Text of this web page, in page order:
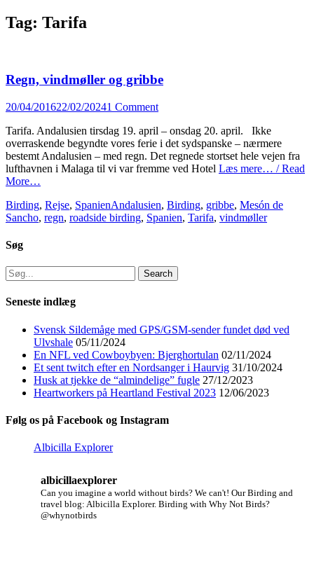
Tag: Tarifa
Regn, vindmøller og gribbe
Posted
20/04/201622/02/20241 Comment
Tarifa. Andalusien tirsdag 19. april – onsdag 20. april. Ikke
overraskende begyndte vores ferie i det sydspanske – nærmere
bestemt Andalusien – med regn. Det regnede stortset hele vejen fra
lufthavnen i Malaga til vi var fremme ved Hotel Læs mere… / Read
More…
Categories
Birding, Rejse, SpanienTags
Andalusien, Birding, gribbe, Mesón de
Sancho, regn, roadside birding, Spanien, Tarifa, vindmøller
Søg
Search
for:
Seneste indlæg
Svensk Sildemåge med GPS/GSM-sender fundet død ved
Ulvshale 05/11/2024
En NFL ved Cowboybyen: Bjerghortulan 02/11/2024
Et sent twitch efter en Nordsanger i Haurvig 31/10/2024
Husk at tjekke de “almindelige” fugle 27/12/2023
Heartworkers på Heartland Festival 2023 12/06/2023
Følg os på Facebook og Instagram
Albicilla Explorer
albicillaexplorer
Can you imagine a world without birds? We can't! Our Birding and
travel blog: Albicilla Explorer. Birding with Why Not Birds?
@whynotbirds